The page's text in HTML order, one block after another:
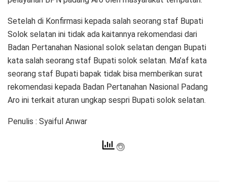
Setelah di Konfirmasi kepada salah seorang staf Bupati
Solok selatan ini tidak ada kaitannya rekomendasi dari
Badan Pertanahan Nasional solok selatan dengan Bupati
kata salah seorang staf Bupati solok selatan. Ma’af kata
seorang staf Bupati bapak tidak bisa memberikan surat
rekomendasi kepada Badan Pertanahan Nasional Padang
Aro ini terkait aturan ungkap sespri Bupati solok selatan.
Penulis : Syaiful Anwar